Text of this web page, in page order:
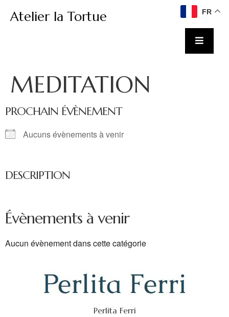
Atelier la Tortue FR
MEDITATION
PROCHAIN ÉVÈNEMENT
Aucuns évènements à venir
DESCRIPTION
Évènements à venir
Aucun évènement dans cette catégorie
Perlita Ferri